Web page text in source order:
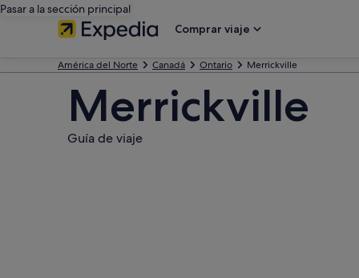
Pasar a la sección principal
Comprar viaje
América del Norte Canadá Ontario Merrickville
Merrickville
Guía de viaje